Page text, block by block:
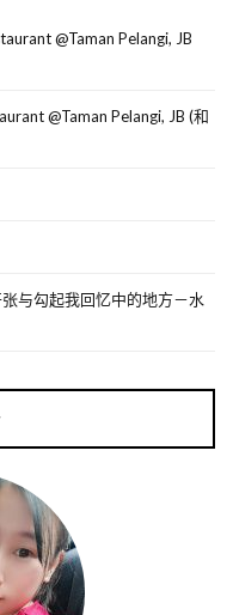
@Taman Pelangi, JB
@Taman Pelangi, JB (和
与勾起我回忆中的地方－水